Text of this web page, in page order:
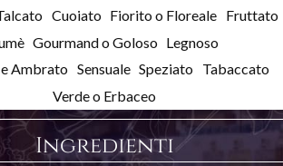
Cuoiato Fiorito o Floreale Fruttato
Gourmand o Goloso Legnoso
Ambrato Sensuale Speziato Tabaccato
Verde o Erbaceo
Ingredienti